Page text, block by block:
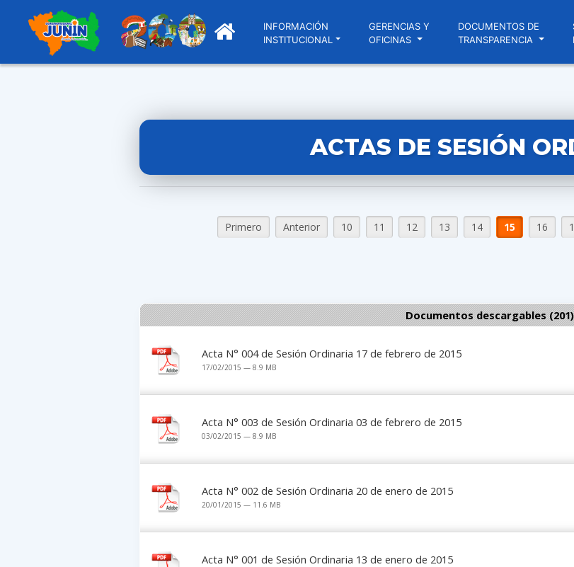
INFORMACIÓN
INSTITUCIONAL
GERENCIAS Y
OFICINAS
DOCUMENTOS DE
TRANSPARENCIA
ACTAS DE SESIÓN
Primero Anterior 10 11 12 13 14 15 16
Documentos descargables (201)
Acta N° 004 de Sesión Ordinaria 17 de febrero de 2015
17/02/2015 — 8.9 MB
Acta N° 003 de Sesión Ordinaria 03 de febrero de 2015
03/02/2015 — 8.9 MB
Acta N° 002 de Sesión Ordinaria 20 de enero de 2015
20/01/2015 — 11.6 MB
Acta N° 001 de Sesión Ordinaria 13 de enero de 2015